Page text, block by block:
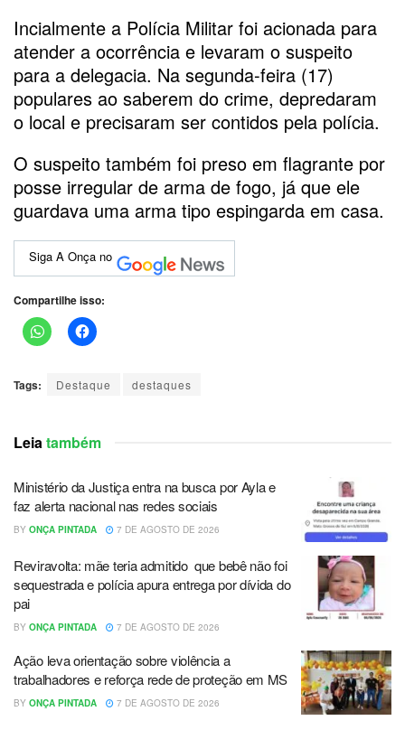
Incialmente a Polícia Militar foi acionada para
atender a ocorrência e levaram o suspeito
para a delegacia. Na segunda-feira (17)
populares ao saberem do crime, depredaram
o local e precisaram ser contidos pela polícia.
O suspeito também foi preso em flagrante por
posse irregular de arma de fogo, já que ele
guardava uma arma tipo espingarda em casa.
Siga A Onça no
Compartilhe isso:
Tags: Destaque destaques
Leiatambém
Ministério da Justiça entra na busca por Ayla e
faz alerta nacional nas redes sociais
BY ONÇA PINTADA 7 DE AGOSTO DE 2026
Reviravolta: mãe teria admitido que bebê não foi
sequestrada e polícia apura entrega por dívida do
pai
BY ONÇA PINTADA 7 DE AGOSTO DE 2026
Ação leva orientação sobre violência a
trabalhadores e reforça rede de proteção em MS
BY ONÇA PINTADA 7 DE AGOSTO DE 2026